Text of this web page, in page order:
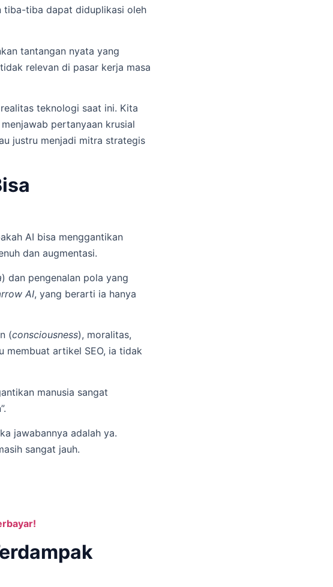
tiba-tiba dapat diduplikasi oleh
tantangan nyata yang
relevan di pasar kerja masa
teknologi saat ini. Kita
pertanyaan krusial
justru menjadi mitra strategis
AI bisa menggantikan
dan augmentasi.
) dan pengenalan pola yang
AI, yang berarti ia hanya
(consciousness), moralitas,
membuat artikel SEO, ia tidak
manusia sangat
jawabannya adalah ya.
sangat jauh.